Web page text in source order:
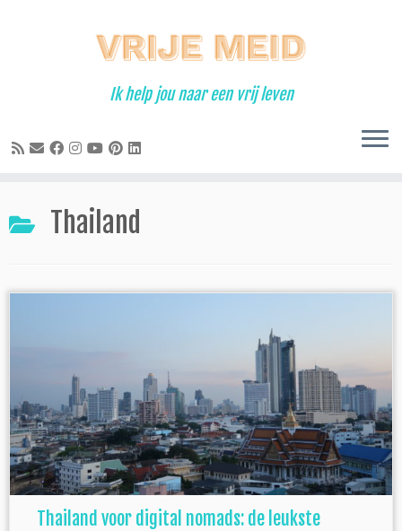
Ik help jou naar een vrij leven
Thailand
Thailand voor digital nomads: de leukste